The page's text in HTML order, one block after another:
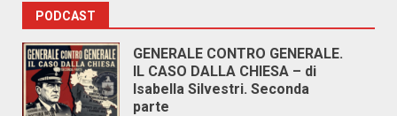
PODCAST
GENERALE CONTRO GENERALE.
IL CASO DALLA CHIESA – di
Isabella Silvestri. Seconda
parte